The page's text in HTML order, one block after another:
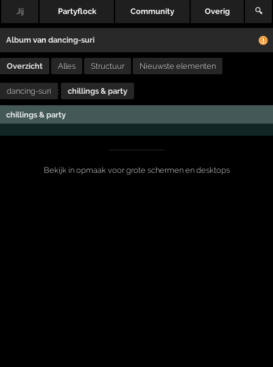
Jij Partyflock Community Overig 🔍
Album vandancing-suri
Overzicht Alles Structuur Nieuwste elementen
dancing-suri : chillings & party
chillings & party
Bekijk in opmaak voor grote schermen en desktops